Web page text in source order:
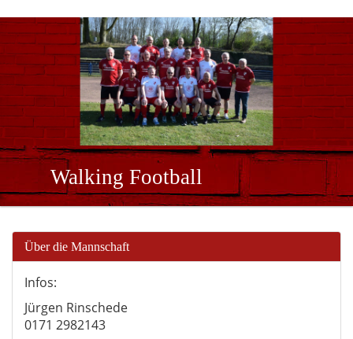
Walking Football
Über die Mannschaft
Infos:
Jürgen Rinschede
0171 2982143